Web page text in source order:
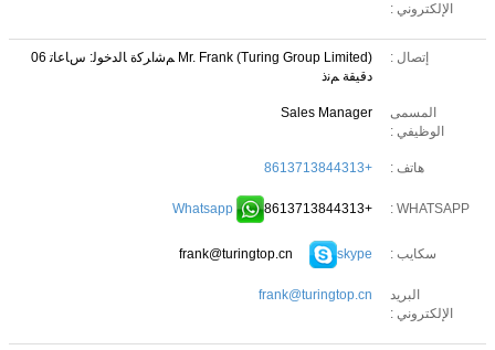
الإلكتروني :
إتصال : Mr. Frank (Turing Group Limited)
ﻢﺷﺍﺮﻛﺓ ﺎﻟﺪﺧﻮﻟ: ﺱﺎﻋﺎﺗ 06
دقيقة ﻢﻧﺫ
المسمى
الوظيفي :
Sales Manager
هاتف : +8613713844313
WHATSAPP :
+8613713844313
سكايب : frank@turingtop.cn skype
البريد
الإلكتروني :
frank@turingtop.cn